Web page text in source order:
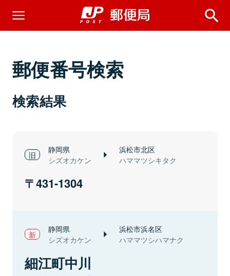
郵便番号検索
検索結果
静岡県
シズオカケン
浜松市北区
ハママツシキタク
431-1304
静岡県
シズオカケン
浜松市浜名区
ハママツシハマナク
細江町中川